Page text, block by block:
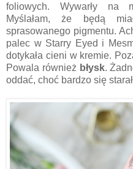
foliowych. Wywarły na
Myślałam, że będą
sprasowanego pigmentu.
palec w Starry Eyed i
dotykała cieni w kremie.
Powala również błysk.
oddać, choć bardzo się